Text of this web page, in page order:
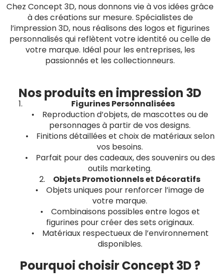
Chez Concept 3D, nous donnons vie à vos idées grâce
à des créations sur mesure. Spécialistes de
l’impression 3D, nous réalisons des logos et figurines
personnalisés qui reflètent votre identité ou celle de
votre marque. Idéal pour les entreprises, les
passionnés et les collectionneurs.
Nos produits en impression 3D
Figurines Personnalisées
• Reproduction d’objets, de mascottes ou de
personnages à partir de vos designs.
• Finitions détaillées et choix de matériaux selon
vos besoins.
• Parfait pour des cadeaux, des souvenirs ou des
outils marketing.
2. Objets Promotionnels et Décoratifs
• Objets uniques pour renforcer l’image de
votre marque.
• Combinaisons possibles entre logos et
figurines pour créer des sets originaux.
• Matériaux respectueux de l’environnement
disponibles.
Pourquoi choisir Concept 3D ?